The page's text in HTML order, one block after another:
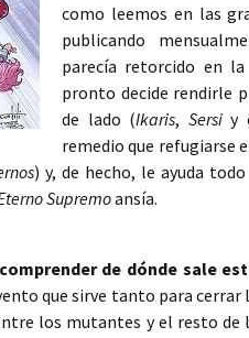
como leemos en las
publicando
parecía retorcido en
pronto decide rendirle
de lado (Ikaris, Sersiy
remedio que refugiarse
) y, de hecho, le ayuda
Supremoansía.
de dónde sale
que sirve tanto para
los mutantes y el resto